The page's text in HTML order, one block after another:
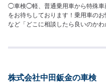
◯車検◯軽、普通乗用車から特殊車
をお待ちしております！乗用車の
など「どこに相談したら良いのか
変動する可能性があります。
ーツのお持ち込み可能ですオファ
株式会社中田鈑金の車検